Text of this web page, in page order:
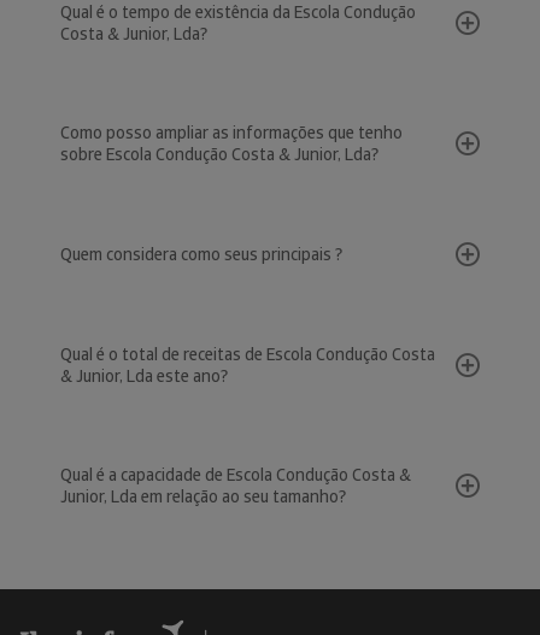
Qual é o tempo de existência da Escola Condução
Costa & Junior, Lda?
Como posso ampliar as informações que tenho
sobre Escola Condução Costa & Junior, Lda?
Quem considera como seus principais ?
Qual é o total de receitas de Escola Condução Costa
& Junior, Lda este ano?
Qual é a capacidade de Escola Condução Costa &
Junior, Lda em relação ao seu tamanho?